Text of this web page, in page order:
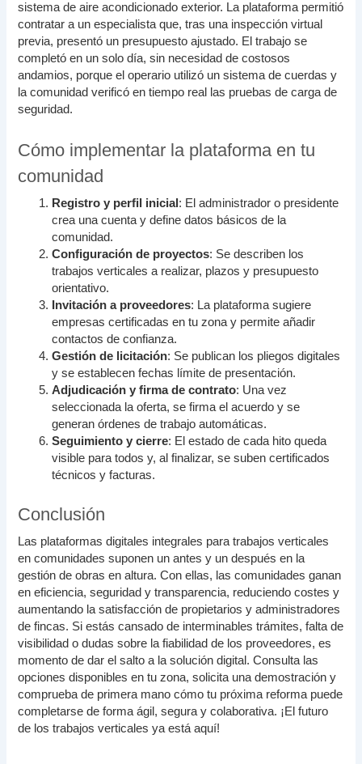
sistema de aire acondicionado exterior. La plataforma permitió
contratar a un especialista que, tras una inspección virtual
previa, presentó un presupuesto ajustado. El trabajo se
completó en un solo día, sin necesidad de costosos
andamios, porque el operario utilizó un sistema de cuerdas y
la comunidad verificó en tiempo real las pruebas de carga de
seguridad.
Cómo implementar la plataforma en tu
comunidad
Registro y perfil inicial : El administrador o presidente
crea una cuenta y define datos básicos de la
comunidad.
Configuración de proyectos: Se describen los
trabajos verticales a realizar, plazos y presupuesto
orientativo.
Invitación a proveedores: La plataforma sugiere
empresas certificadas en tu zona y permite añadir
contactos de confianza.
Gestión de licitación: Se publican los pliegos digitales
y se establecen fechas límite de presentación.
Adjudicación y firma de contrato: Una vez
seleccionada la oferta, se firma el acuerdo y se
generan órdenes de trabajo automáticas.
Seguimiento y cierre: El estado de cada hito queda
visible para todos y, al finalizar, se suben certificados
técnicos y facturas.
Conclusión
Las plataformas digitales integrales para trabajos verticales
en comunidades suponen un antes y un después en la
gestión de obras en altura. Con ellas, las comunidades ganan
en eficiencia, seguridad y transparencia, reduciendo costes y
aumentando la satisfacción de propietarios y administradores
de fincas. Si estás cansado de interminables trámites, falta de
visibilidad o dudas sobre la fiabilidad de los proveedores, es
momento de dar el salto a la solución digital. Consulta las
opciones disponibles en tu zona, solicita una demostración y
comprueba de primera mano cómo tu próxima reforma puede
completarse de forma ágil, segura y colaborativa. ¡El futuro
de los trabajos verticales ya está aquí!